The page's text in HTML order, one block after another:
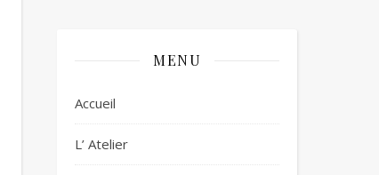
MENU
Accueil
L’ Atelier